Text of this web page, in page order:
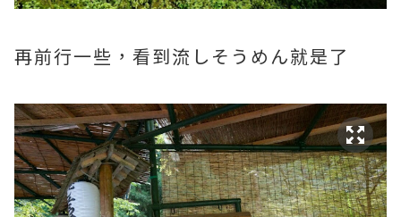
再前行一些，看到流しそうめん就是了